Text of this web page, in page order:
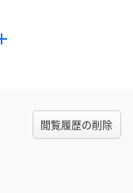
閲覧履歴の削除